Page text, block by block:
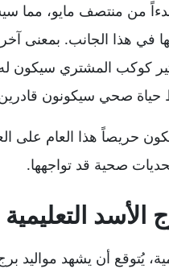
من منتصف مايو، مما
في هذا الجانب. بمعنى
كوكب المشتري سيكون
حياة صحي سيكونون
حريصاً هذا العام على
صحية قد تواجهها.
التعليمية